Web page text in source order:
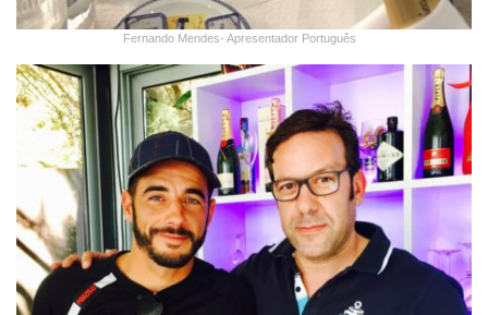
Fernando Mendes- Apresentador Português